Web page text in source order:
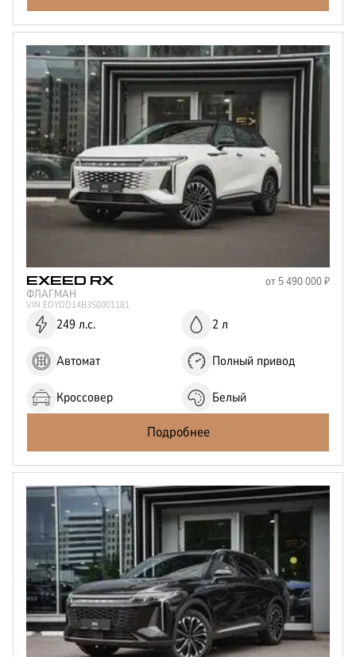
EXEED RX от 5 490 000₽
ФЛАГМАН
VIN EDYDD14B3S0001181
249 л.с. 2 л
Автомат Полный привод
Кроссовер Белый
Подробнее